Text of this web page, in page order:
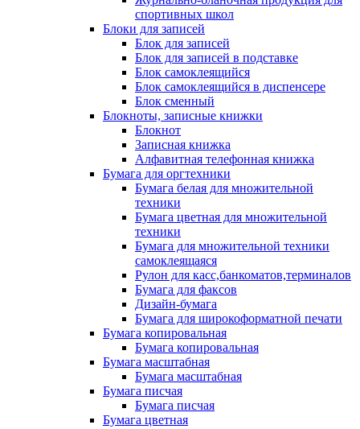
спортивных школ
Блоки для записей
Блок для записей
Блок для записей в подставке
Блок самоклеящийся
Блок самоклеящийся в диспенсере
Блок сменный
Блокноты, записные книжки
Блокнот
Записная книжка
Алфавитная телефонная книжка
Бумага для оргтехники
Бумага белая для множительной
техники
Бумага цветная для множительной
техники
Бумага для множительной техники
самоклеящаяся
Рулон для касс,банкоматов,терминалов
Бумага для факсов
Дизайн-бумага
Бумага для широкоформатной печати
Бумага копировальная
Бумага копировальная
Бумага масштабная
Бумага масштабная
Бумага писчая
Бумага писчая
Бумага цветная